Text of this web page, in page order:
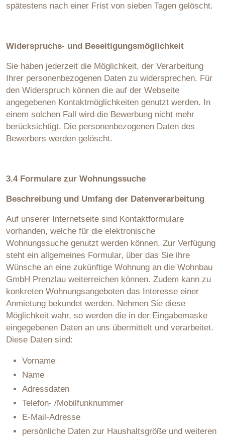
spätestens nach einer Frist von sieben Tagen gelöscht.
Widerspruchs- und Beseitigungsmöglichkeit
Sie haben jederzeit die Möglichkeit, der Verarbeitung
Ihrer personenbezogenen Daten zu widersprechen. Für
den Widerspruch können die auf der Webseite
angegebenen Kontaktmöglichkeiten genutzt werden. In
einem solchen Fall wird die Bewerbung nicht mehr
berücksichtigt. Die personenbezogenen Daten des
Bewerbers werden gelöscht.
3.4 Formulare zur Wohnungssuche
Beschreibung und Umfang der Datenverarbeitung
Auf unserer Internetseite sind Kontaktformulare
vorhanden, welche für die elektronische
Wohnungssuche genutzt werden können. Zur Verfügung
steht ein allgemeines Formular, über das Sie ihre
Wünsche an eine zukünftige Wohnung an die Wohnbau
GmbH Prenzlau weiterreichen können. Zudem kann zu
konkreten Wohnungsangeboten das Interesse einer
Anmietung bekundet werden. Nehmen Sie diese
Möglichkeit wahr, so werden die in der Eingabemaske
eingegebenen Daten an uns übermittelt und verarbeitet.
Diese Daten sind:
Vorname
Name
Adressdaten
Telefon- /Mobilfunknummer
E-Mail-Adresse
persönliche Daten zur Haushaltsgröße und weiteren